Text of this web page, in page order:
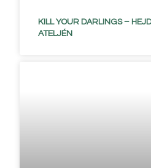
KILL YOUR DARLINGS –
ATELJÉN